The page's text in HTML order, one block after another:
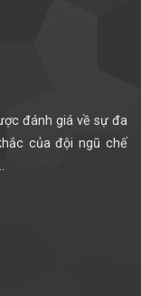
đánh giá về sự đa
của đội ngũ chế